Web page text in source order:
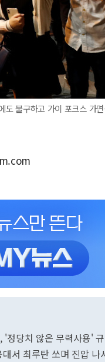
도 불구하고 가이 포크스 가
정당치 않은 무력사용'
서 최루탄 쏘며 진압 나